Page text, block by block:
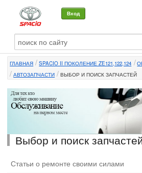
Вход
О машине
Автоклуб
Форумы
Сервисы и услуги
Новости
ГЛАВНАЯ SPACIO II ПОКОЛЕНИЕ ZE121,122,124
АВТОЗАПЧАСТИ
ВЫБОР И ПОИСК ЗАПЧАСТЕЙ
Выбор и поиск
Статьи о ремонте своими силами